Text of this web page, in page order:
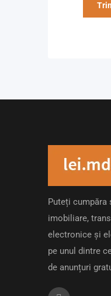
Puteți cumpăra
imobiliare,
electronice și
pe unul dintre
de anunțuri